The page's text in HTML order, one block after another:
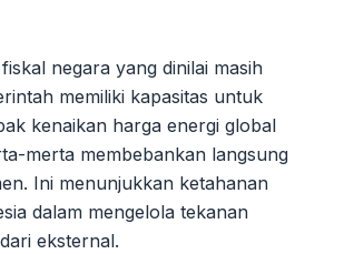
negara yang dinilai masih
memiliki kapasitas untuk
kenaikan harga energi global
merta membebankan langsung
Ini menunjukkan ketahanan
dalam mengelola tekanan
eksternal.